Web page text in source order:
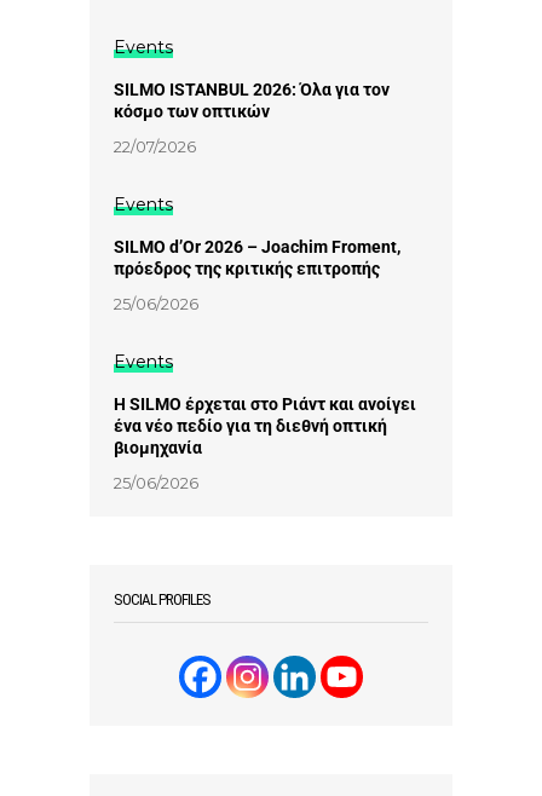
Events
SILMO ISTANBUL 2026: Όλα για τον
κόσμο των οπτικών
22/07/2026
Events
SILMO d’Or 2026 – Joachim Froment,
πρόεδρος της κριτικής επιτροπής
25/06/2026
Events
Η SILMO έρχεται στο Ριάντ και ανοίγει
ένα νέο πεδίο για τη διεθνή οπτική
βιομηχανία
25/06/2026
SOCIAL PROFILES